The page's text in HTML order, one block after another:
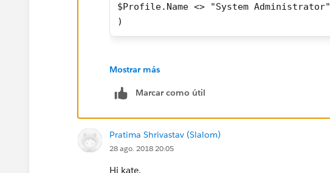
$Profile.Name <> "System Administrator"
)
Mostrar más
Marcar como útil
Pratima Shrivastav (Slalom)
28 ago. 2018 20:05
Hi kate,